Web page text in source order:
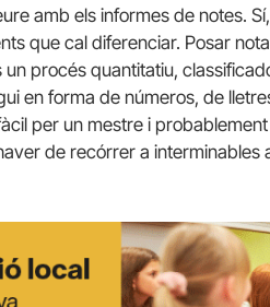
amb els informes de notes.
que cal diferenciar. Posar
un procés quantitatiu,
en forma de números, de
per un mestre i
de recórrer a interminables